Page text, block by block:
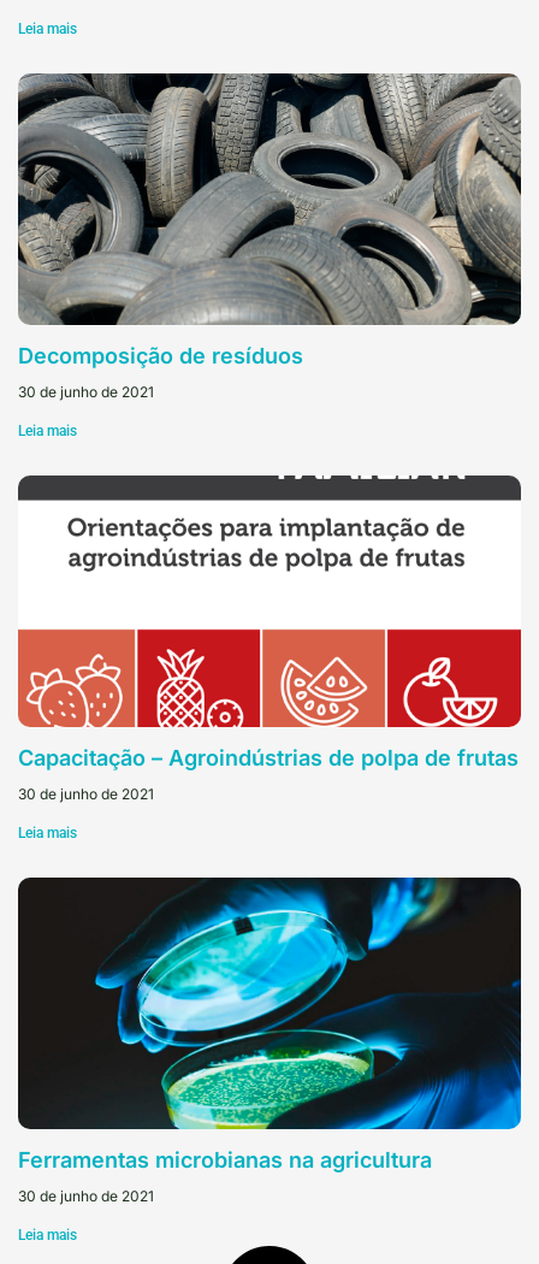
Leia mais
Decomposição de resíduos
30 de junho de 2021
Leia mais
Capacitação – Agroindústrias de polpa de frutas
30 de junho de 2021
Leia mais
Ferramentas microbianas na agricultura
30 de junho de 2021
Leia mais